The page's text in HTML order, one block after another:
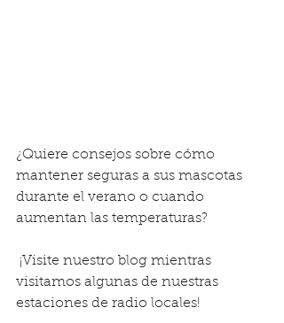
¿Quiere consejos sobre cómo
mantener seguras a sus mascotas
durante el verano o cuando
aumentan las temperaturas?
visitamos algunas de nuestras
estaciones de radio locales!